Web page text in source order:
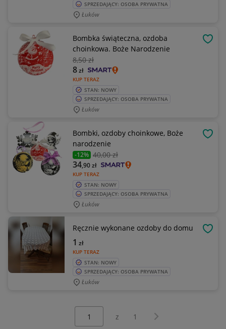
SPRZEDAJĄCY: OSOBA PRYWATNA
Łuków
Bombka świąteczna, ozdoba
choinkowa. Boże Narodzenie
8,50 zł
KUP TERAZ
8zł
STAN: NOWY
SPRZEDAJĄCY: OSOBA PRYWATNA
Łuków
Bombki, ozdoby choinkowe, Boże
narodzenie
-12% 40,00 zł
KUP TERAZ
34,90zł
STAN: NOWY
SPRZEDAJĄCY: OSOBA PRYWATNA
Łuków
Ręcznie wykonane ozdoby do domu
KUP TERAZ
1 zł
STAN: NOWY
SPRZEDAJĄCY: OSOBA PRYWATNA
Łuków
z 1 Następna strona